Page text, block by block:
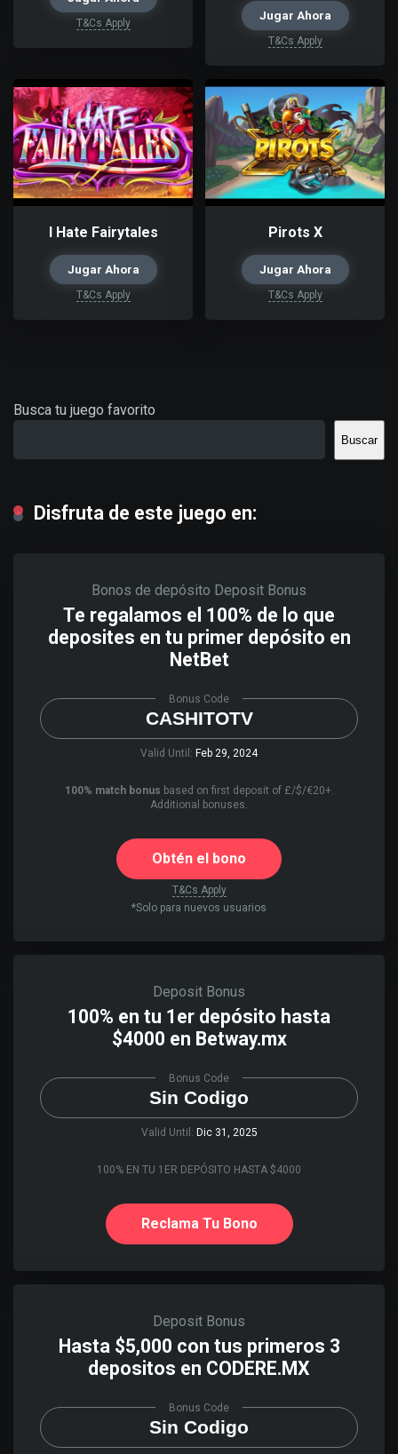
T&Cs Apply
Jugar Ahora
T&Cs Apply
I Hate Fairytales
Jugar Ahora
T&Cs Apply
Pirots X
Jugar Ahora
T&Cs Apply
Busca tu juego favorito
Buscar
Disfruta de este juego en:
Bonos de depósito Deposit Bonus
Te regalamos el 100% de lo que
deposites en tu primer depósito en
NetBet
CASHITOTV
Bonus Code
Valid Until: Feb 29, 2024
100% match bonus based on first deposit of £/$/€20+.
Additional bonuses.
Obtén el bono
T&Cs Apply
*Solo para nuevos usuarios
Deposit Bonus
100% en tu 1er depósito hasta
$4000 en Betway.mx
Sin Codigo
Bonus Code
Valid Until: Dic 31, 2025
100% EN TU 1ER DEPÓSITO HASTA $4000
Reclama Tu Bono
Deposit Bonus
Hasta $5,000 con tus primeros 3
depositos en CODERE.MX
Sin Codigo
Bonus Code